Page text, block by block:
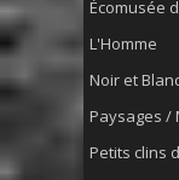
Écomusée
L'Homme
Noir et
Paysages /
Petits clins